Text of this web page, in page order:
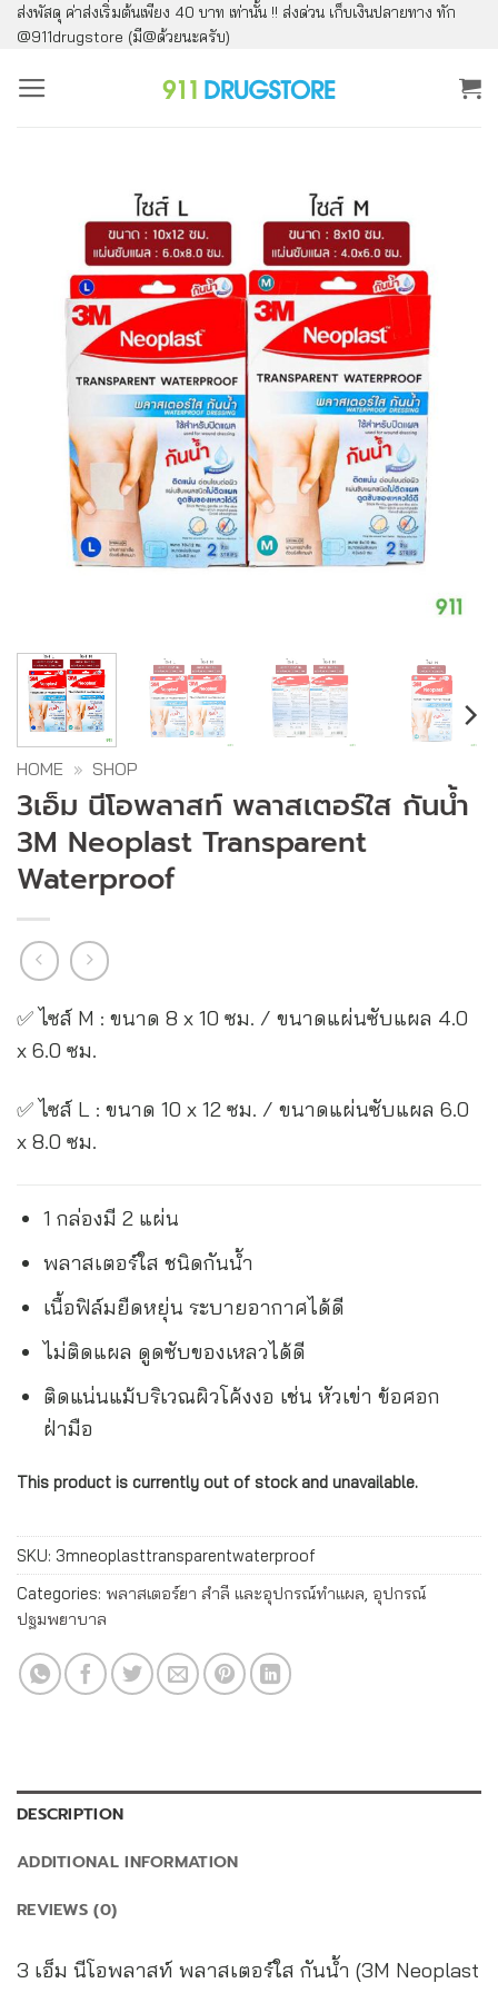
ข้าม
ไป
ยัง
ส่งพัสดุ ค่าส่งเริ่มต้นเพียง 40 บาท เท่านั้น !! ส่งด่วน เก็บเงินปลายทาง ทัก
@911drugstore (มี@ด้วยนะครับ)
HOME » SHOP
3เอ็ม นีโอพลาสท์ พลาสเตอร์ใส กันน้ำ
3M Neoplast Transparent
Waterproof
✅ ไซส์ M : ขนาด 8 x 10 ซม. / ขนาดแผ่นซับแผล 4.0
x 6.0 ซม.
✅ ไซส์ L : ขนาด 10 x 12 ซม. / ขนาดแผ่นซับแผล 6.0
x 8.0 ซม.
1 กล่องมี 2 แผ่น
พลาสเตอร์ใส ชนิดกันน้ำ
เนื้อฟิล์มยืดหยุ่น ระบายอากาศได้ดี
ไม่ติดแผล ดูดซับของเหลวได้ดี
ติดแน่นแม้บริเวณผิวโค้งงอ เช่น หัวเข่า ข้อศอก
ฝ่ามือ
This product is currently out of stock and unavailable.
Alternative:
SKU: 3mneoplasttransparentwaterproof
Categories: พลาสเตอร์ยา สำลี และอุปกรณ์ทำแผล อุปกรณ์
ปฐมพยาบาล
DESCRIPTION
ADDITIONAL INFORMATION
REVIEWS (0)
3 เอ็ม นีโอพลาสท์ พลาสเตอร์ใส กันน้ำ (3M Neoplast